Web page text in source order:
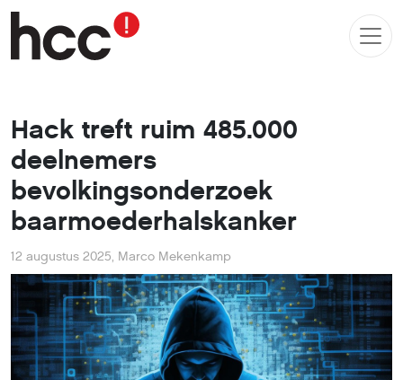
Hack treft ruim 485.000
deelnemers
bevolkingsonderzoek
baarmoederhalskanker
12 augustus 2025, Marco Mekenkamp